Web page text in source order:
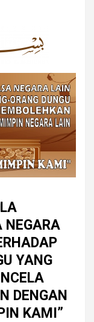
NEGARA
YANG
DENGAN
KAMI”